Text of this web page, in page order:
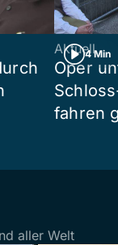
4 Min
Aktuell
Oper
fahren
aller Welt